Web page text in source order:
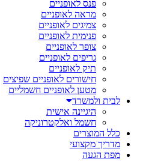
פנס לאופניים
מראה לאופניים
צמיגים לאופניים
פנימית לאופניים
צופר לאופניים
גריפים לאופניים
תיק לאופניים
חישורים לאופניים שפיצים
מטען לאופניים חשמליים
לבית ולמשרד
היגיינה אישית
חשמל ואלקטרוניקה
כלל המוצרים
מדריך מקצועי
מפת הגעה